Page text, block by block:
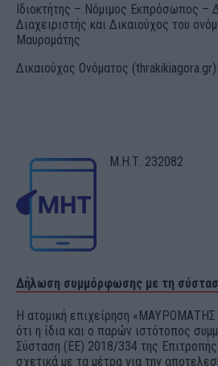
Ιδιοκτήτης – Νόμιμος Εκπρόσωπος –
Διαχειριστής και Δικαιούχος του
Μαυρομάτης
Δικαιούχος Ονόματος
Μ.Η.Τ. 232082
Δήλωση συμμόρφωσης με τη
Η ατομική επιχείρηση
ότι η ίδια και ο παρών ιστότοπος
Σύσταση (ΕΕ) 2018/334 της
σχετικά με τα μέτρα για την